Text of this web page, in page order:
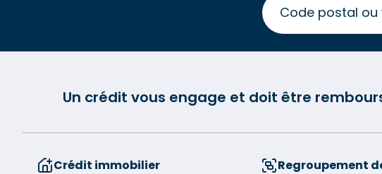
Un crédit vous engage et doit être
Crédit immobilier Regroupement